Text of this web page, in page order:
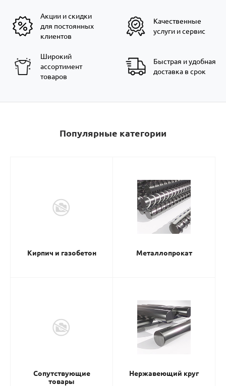
Акции и скидки
для постоянных
клиентов
Качественные
услуги и сервис
Широкий
ассортимент
товаров
Быстрая и удобная
доставка в срок
Популярные категории
Кирпич и газобетон Металлопрокат
Сопутствующие
товары
Нержавеющий круг